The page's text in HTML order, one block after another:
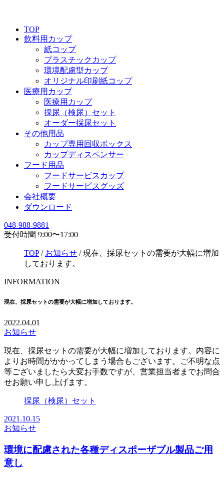
TOP
飲料用カップ
紙コップ
プラスチックカップ
環境配慮型カップ
オリジナル印刷紙コップ
医療用カップ
医療用カップ
採尿（検尿）セット
オーダー採尿セット
その他用品
カップ専用回収ボックス
カップディスペンサー
フード用品
フードサービスカップ
フードサービスグッズ
会社概要
ダウンロード
048-988-9881
受付時間 9:00〜17:00
TOP / お知らせ / 現在、採尿セットの需要が大幅に増加
しております。
INFORMATION
現在、採尿セットの需要が大幅に増加しております。
2022.04.01
お知らせ
現在、採尿セットの需要が大幅に増加しております。内容に
よりお時間がかかってしまう場合もございます。ご不明な点
等ございましたら大変お手数ですが、営業担当者までお問合
せお願い申し上げます。
採尿（検尿）セット
2021.10.15
お知らせ
環境に配慮された各種ディスポーザブル製品ご用
意し